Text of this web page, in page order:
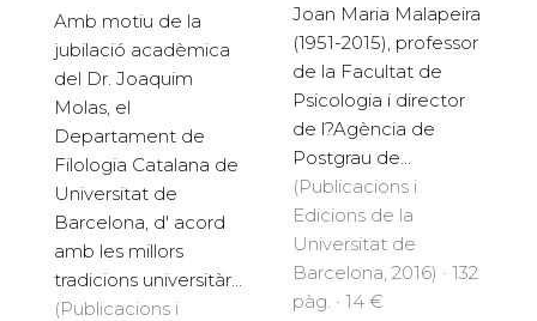
Amb motiu de la
jubilació acadèmica
del Dr. Joaquim
Molas, el
Departament de
Filologia Catalana de
Universitat de
Barcelona, d' acord
amb les millors
tradicions universitàr...
(Publicacions i
Joan Maria Malapeira
(1951-2015), professor
de la Facultat de
Psicologia i director
de l?Agència de
Postgrau de...
(Publicacions i
Edicions de la
Universitat de
Barcelona, 2016) · 132
pàg. · 14 €